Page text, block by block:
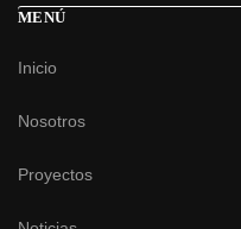
MENÚ
Inicio
Nosotros
Proyectos